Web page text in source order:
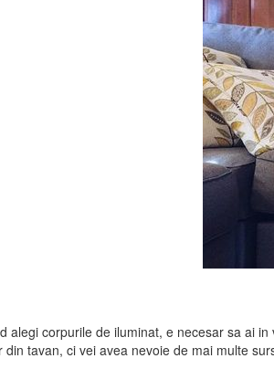
alegi corpurile de iluminat, e necesar sa ai
din tavan, ci vei avea nevoie de mai multe